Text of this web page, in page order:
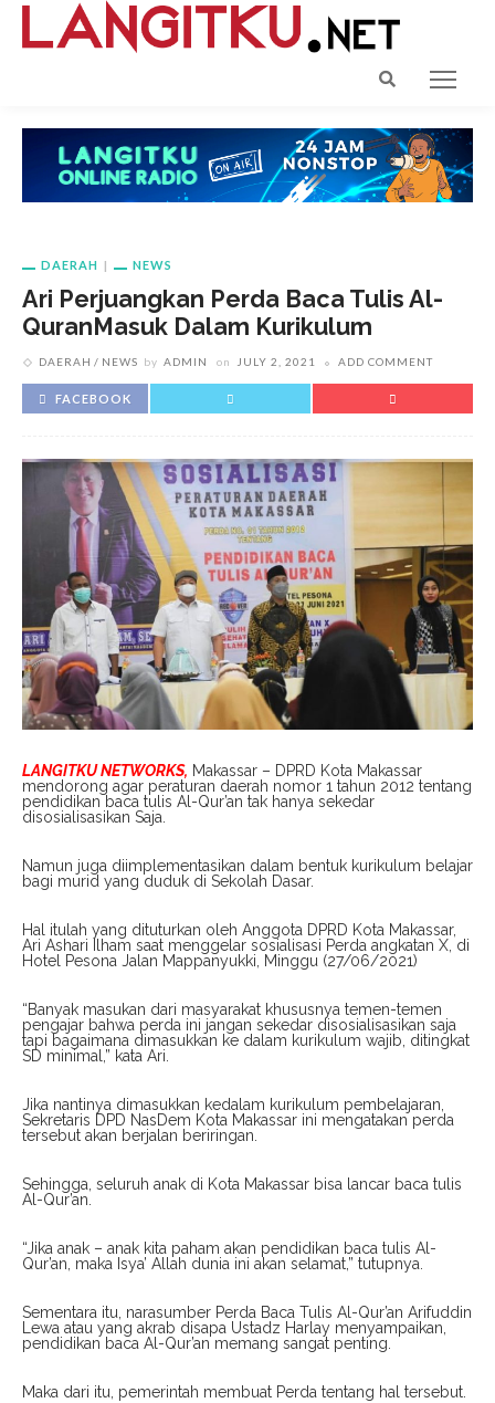
DAERAH NEWS
Ari Perjuangkan Perda Baca Tulis Al-
QuranMasuk Dalam Kurikulum
DAERAH NEWS by ADMIN on JULY 2, 2021 ADD COMMENT
FACEBOOK
LANGITKU NETWORKS, Makassar – DPRD Kota Makassar
mendorong agar peraturan daerah nomor 1 tahun 2012 tentang
pendidikan baca tulis Al-Qur’an tak hanya sekedar
disosialisasikan Saja.
Namun juga diimplementasikan dalam bentuk kurikulum belajar
bagi murid yang duduk di Sekolah Dasar.
Hal itulah yang dituturkan oleh Anggota DPRD Kota Makassar,
Ari Ashari Ilham saat menggelar sosialisasi Perda angkatan X, di
Hotel Pesona Jalan Mappanyukki, Minggu (27/06/2021)
“Banyak masukan dari masyarakat khususnya temen-temen
pengajar bahwa perda ini jangan sekedar disosialisasikan saja
tapi bagaimana dimasukkan ke dalam kurikulum wajib, ditingkat
SD minimal,” kata Ari.
Jika nantinya dimasukkan kedalam kurikulum pembelajaran,
Sekretaris DPD NasDem Kota Makassar ini mengatakan perda
tersebut akan berjalan beriringan.
Sehingga, seluruh anak di Kota Makassar bisa lancar baca tulis
Al-Qur’an.
“Jika anak – anak kita paham akan pendidikan baca tulis Al-
Qur’an, maka Isya’ Allah dunia ini akan selamat,” tutupnya.
Sementara itu, narasumber Perda Baca Tulis Al-Qur’an Arifuddin
Lewa atau yang akrab disapa Ustadz Harlay menyampaikan,
pendidikan baca Al-Qur’an memang sangat penting.
Maka dari itu, pemerintah membuat Perda tentang hal tersebut.